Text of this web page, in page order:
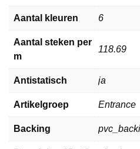
Aantal kleuren 6
Aantal steken per
m
118.69
Antistatisch ja
Artikelgroep Entrance
Backing